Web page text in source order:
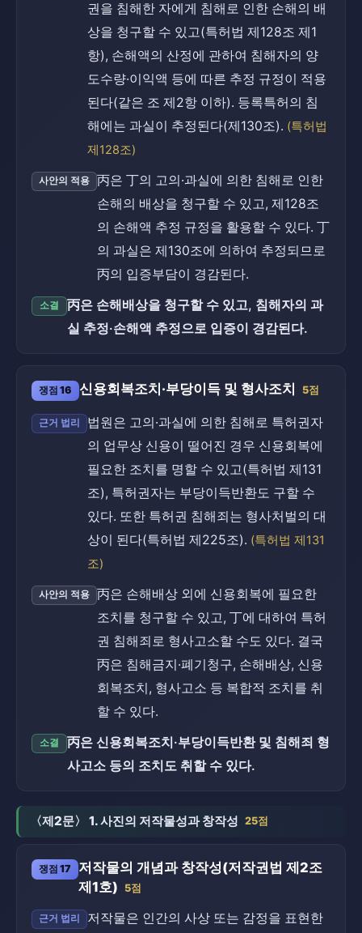
권을 침해한 자에게 침해로 인한 손해의 배
상을 청구할 수 있고(특허법 제128조 제1
항), 손해액의 산정에 관하여 침해자의 양
도수량·이익액 등에 따른 추정 규정이 적용
된다(같은 조 제2항 이하). 등록특허의 침
해에는 과실이 추정된다(제130조). (특허법
제128조)
사안의 적용
丙은 丁의 고의·과실에 의한 침해로 인한
손해의 배상을 청구할 수 있고, 제128조
의 손해액 추정 규정을 활용할 수 있다. 丁
의 과실은 제130조에 의하여 추정되므로
丙의 입증부담이 경감된다.
소결
丙은 손해배상을 청구할 수 있고, 침해자의 과
실 추정·손해액 추정으로 입증이 경감된다.
쟁점 16 신용회복조치·부당이득 및 형사조치 5점
근거 법리
법원은 고의·과실에 의한 침해로 특허권자
의 업무상 신용이 떨어진 경우 신용회복에
필요한 조치를 명할 수 있고(특허법 제131
조), 특허권자는 부당이득반환도 구할 수
있다. 또한 특허권 침해죄는 형사처벌의 대
상이 된다(특허법 제225조). (특허법 제131
조)
사안의 적용
丙은 손해배상 외에 신용회복에 필요한
조치를 청구할 수 있고, 丁에 대하여 특허
권 침해죄로 형사고소할 수도 있다. 결국
丙은 침해금지·폐기청구, 손해배상, 신용
회복조치, 형사고소 등 복합적 조치를 취
할 수 있다.
소결
丙은 신용회복조치·부당이득반환 및 침해죄 형
사고소 등의 조치도 취할 수 있다.
〈제2문〉 1. 사진의 저작물성과 창작성 25점
쟁점 17
저작물의 개념과 창작성(저작권법 제2조
제1호) 5점
근거 법리 저작물은 인간의 사상 또는 감정을 표현한